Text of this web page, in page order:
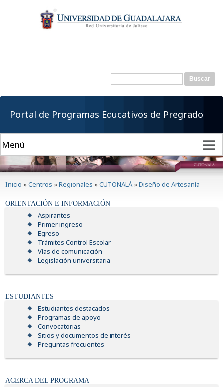
contenido
principal
Formulario de
Buscar
Portal de Programas Educativos de Pregrado
Inicio »Centros »Regionales »CUTONALÁ »Diseño de Artesanía
ORIENTACIÓN E INFORMACIÓN
Aspirantes
Primer ingreso
Egreso
Trámites Control Escolar
Vías de comunicación
Legislación universitaria
ESTUDIANTES
Estudiantes destacados
Programas de apoyo
Convocatorias
Sitios y documentos de interés
Preguntas frecuentes
ACERCA DEL PROGRAMA